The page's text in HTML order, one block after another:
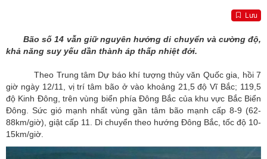
Lưu
Bão số 14 vẫn giữ nguyên hướng di chuyển và cường độ,
khả năng suy yếu dần thành áp thấp nhiệt đới.
Theo Trung tâm Dự báo khí tượng thủy văn Quốc gia, hồi 7
giờ ngày 12/11, vị trí tâm bão ở vào khoảng 21,5 độ Vĩ Bắc; 119,5
độ Kinh Đông, trên vùng biển phía Đông Bắc của khu vực Bắc Biển
Đông. Sức gió mạnh nhất vùng gần tâm bão mạnh cấp 8-9 (62-
88km/giờ), giật cấp 11. Di chuyển theo hướng Đông Bắc, tốc độ 10-
15km/giờ.